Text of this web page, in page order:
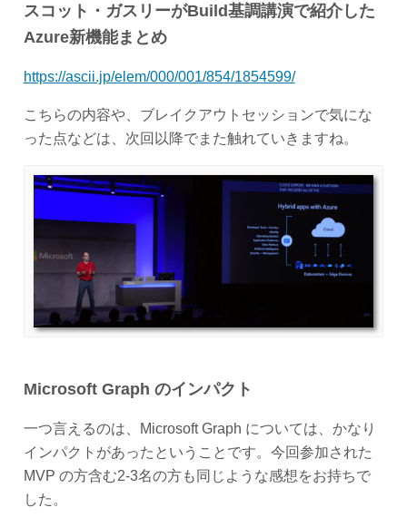
スコット・ガスリーがBuild基調講演で紹介した
Azure新機能まとめ
https://ascii.jp/elem/000/001/854/1854599/
こちらの内容や、ブレイクアウトセッションで気にな
った点などは、次回以降でまた触れていきますね。
Microsoft Graph のインパクト
一つ言えるのは、Microsoft Graph については、かなり
インパクトがあったということです。今回参加された
MVP の方含む2-3名の方も同じような感想をお持ちで
した。